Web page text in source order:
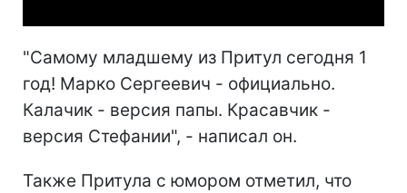
"Самому младшему из Притул сегодня 1
год! Марко Сергеевич - официально.
Калачик - версия папы. Красавчик -
версия Стефании", - написал он.
Также Притула с юмором отметил, что